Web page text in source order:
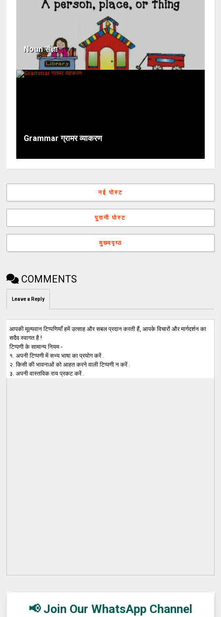
Noun संज्ञा
Grammar ग्रामर व्याकरण
नई पोस्ट
पुरानी पोस्ट
मुख्यपृष्ठ
COMMENTS
Leave a Reply
आपकी मूल्यवान टिप्पणियाँ हमें उत्साह और सबल प्रदान करती हैं, आपके विचारों और मार्गदर्शन का
सदैव स्वागत है !
टिप्पणी के सामान्य नियम -
१. अपनी टिप्पणी में सभ्य भाषा का प्रयोग करें .
२. किसी की भावनाओं को आहत करने वाली टिप्पणी न करें .
३. अपनी वास्तविक राय प्रकट करें .
📢 Join Our WhatsApp Channel